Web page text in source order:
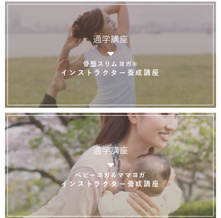
通学講座
骨盤スリムヨガ®
インストラクター養成講座
通学講座
ベビーヨガ＆ママヨガ
インストラクター養成講座